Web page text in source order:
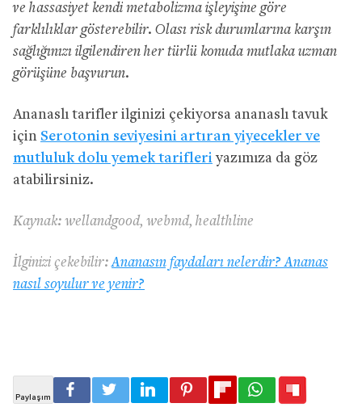
ve hassasiyet kendi metabolizma işleyişine göre
farklılıklar gösterebilir. Olası risk durumlarına karşın
sağlığınızı ilgilendiren her türlü konuda mutlaka uzman
görüşüne başvurun.
Ananaslı tarifler ilginizi çekiyorsa ananaslı tavuk
için Serotonin seviyesini artıran yiyecekler ve
mutluluk dolu yemek tarifleriyazımıza da göz
atabilirsiniz.
Kaynak: wellandgood, webmd, healthline
İlginizi çekebilir: Ananasın faydaları nelerdir? Ananas
nasıl soyulur ve yenir?